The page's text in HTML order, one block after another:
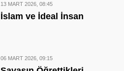
13 MART 2026, 08:45
İslam ve İdeal İnsan
06 MART 2026, 09:15